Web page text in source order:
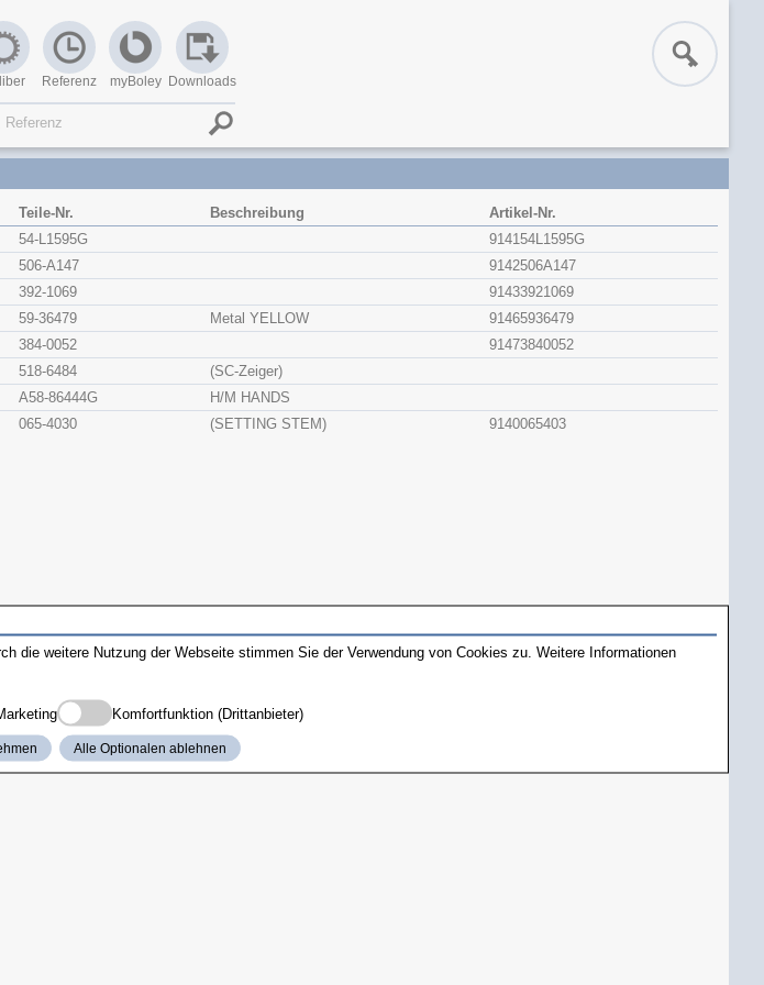
Referenz myBoley Downloads
Teile-Nr. Beschreibung
Artikel-Nr.
54-L1595G
914154L1595G
506-A147
9142506A147
392-1069
91433921069
59-36479 Metal YELLOW
91465936479
384-0052
91473840052
518-6484
(SC-Zeiger)
A58-86444G
H/M HANDS
065-4030 (SETTING STEM) 9140065403
die weitere Nutzung der Webseite stimmen Sie der Verwendung von Cookies zu. Weitere Informationen
Komfortfunktion (Drittanbieter)
Alle Optionalen ablehnen